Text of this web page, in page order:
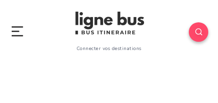
Connecter vos destinations